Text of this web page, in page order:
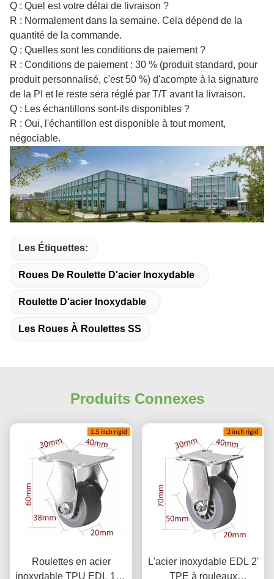
Q : Quel est votre délai de livraison ?
R : Normalement dans la semaine. Cela dépend de la
quantité de la commande.
Q : Quelles sont les conditions de paiement ?
R : Conditions de paiement : 30 % (produit standard, pour
produit personnalisé, c'est 50 %) d'acompte à la signature
de la PI et le reste sera réglé par T/T avant la livraison.
Q : Les échantillons sont-ils disponibles ?
R : Oui, l'échantillon est disponible à tout moment,
négociable.
Les Étiquettes:
Roues De Roulette D'acier Inoxydable
Roulette D'acier Inoxydable
Les Roues À Roulettes SS
Produits Connexes
Roulettes en acier
inoxydable TPU EDL 1,5''
L'acier inoxydable EDL 2'
TPE à rouleaux